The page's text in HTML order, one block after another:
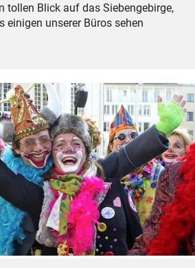
tollen Blick auf das Siebengebirge,
einigen unserer Büros sehen